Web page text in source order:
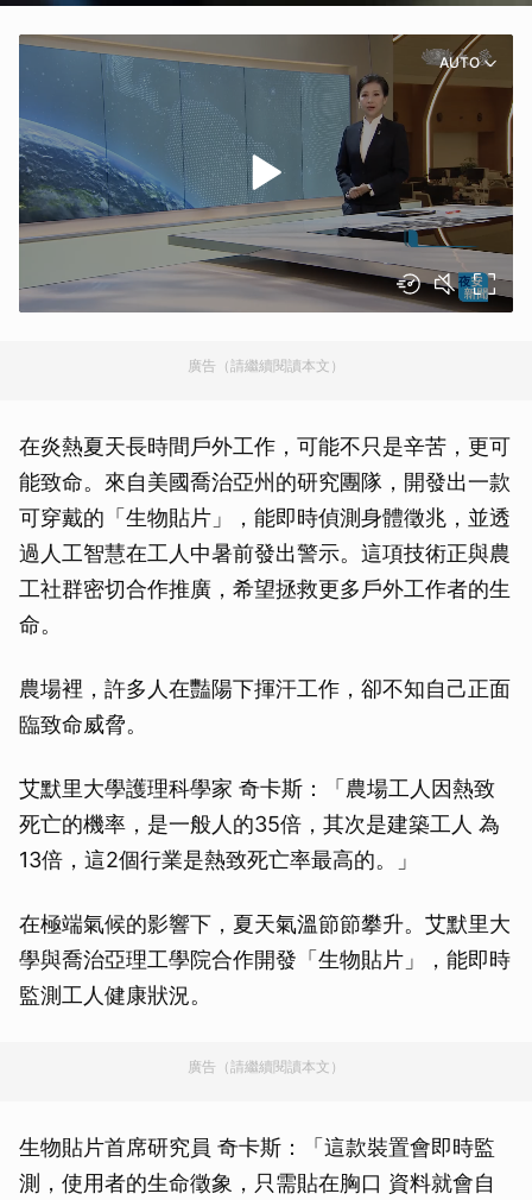
AUTO
廣告（請繼續閱讀本文）
在炎熱夏天長時間戶外工作，可能不只是辛苦，更可
能致命。來自美國喬治亞州的研究團隊，開發出一款
可穿戴的「生物貼片」，能即時偵測身體徵兆，並透
過人工智慧在工人中暑前發出警示。這項技術正與農
工社群密切合作推廣，希望拯救更多戶外工作者的生
命。
農場裡，許多人在豔陽下揮汗工作，卻不知自己正面
臨致命威脅。
艾默里大學護理科學家 奇卡斯：「農場工人因熱致
死亡的機率，是一般人的35倍，其次是建築工人 為
13倍，這2個行業是熱致死亡率最高的。」
在極端氣候的影響下，夏天氣溫節節攀升。艾默里大
學與喬治亞理工學院合作開發「生物貼片」，能即時
監測工人健康狀況。
廣告（請繼續閱讀本文）
生物貼片首席研究員 奇卡斯：「這款裝置會即時監
測，使用者的生命徵象，只需貼在胸口 資料就會自